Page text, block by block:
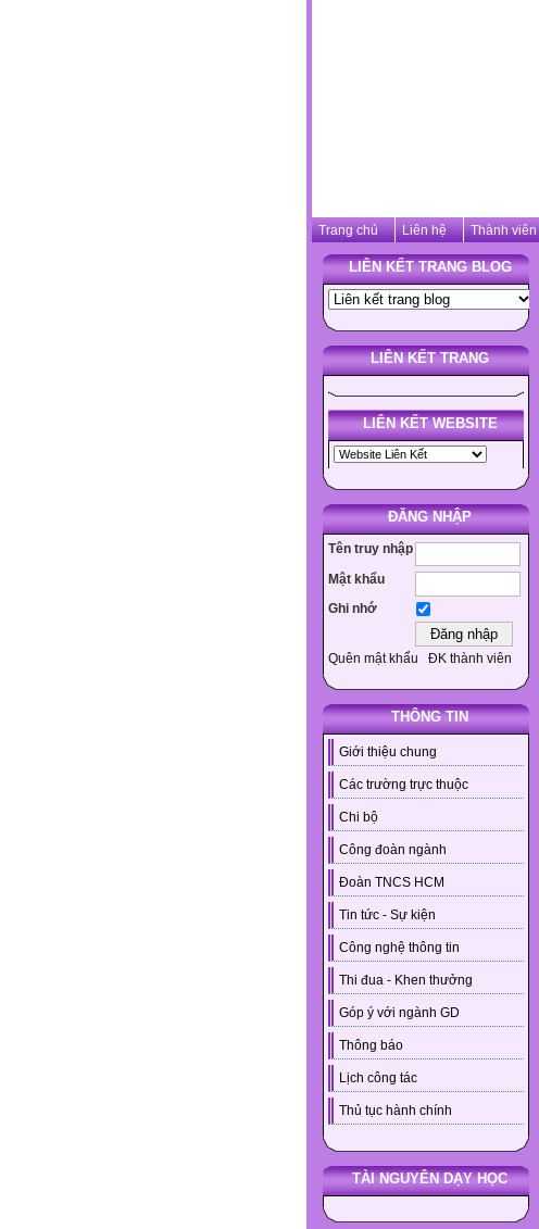
Trang chủ Liên hệ Thành viên
LIÊN KẾT TRANG BLOG
LIÊN KẾT TRANG
LIÊN KẾT WEBSITE
ĐĂNG NHẬP
Tên truy nhập
Mật khẩu
Ghi nhớ
Quên mật khẩu ĐK thành viên
THÔNG TIN
Giới thiệu chung
Các trường trực thuộc
Chi bộ
Công đoàn ngành
Đoàn TNCS HCM
Tin tức - Sự kiện
Công nghệ thông tin
Thi đua - Khen thưởng
Góp ý với ngành GD
Thông báo
Lịch công tác
Thủ tục hành chính
TÀI NGUYÊN DẠY HỌC